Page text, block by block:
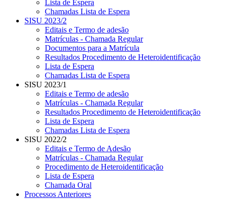
Lista de Espera
Chamadas Lista de Espera
SISU 2023/2
Editais e Termo de adesão
Matrículas - Chamada Regular
Documentos para a Matrícula
Resultados Procedimento de Heteroidentificação
Lista de Espera
Chamadas Lista de Espera
SISU 2023/1
Editais e Termo de adesão
Matrículas - Chamada Regular
Resultados Procedimento de Heteroidentificação
Lista de Espera
Chamadas Lista de Espera
SISU 2022/2
Editais e Termo de Adesão
Matrículas - Chamada Regular
Procedimento de Heteroidentificação
Lista de Espera
Chamada Oral
Processos Anteriores